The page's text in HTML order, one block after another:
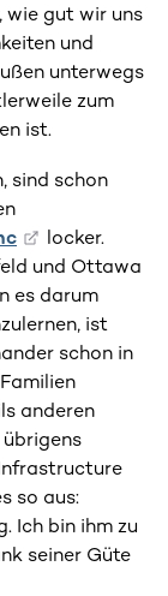
wie gut wir uns
und
unterwegs
zum
ist.
sind schon
locker.
und Ottawa
es darum
ist
schon in
anderen
übrigens
so aus:
Ich bin ihm zu
seiner Güte